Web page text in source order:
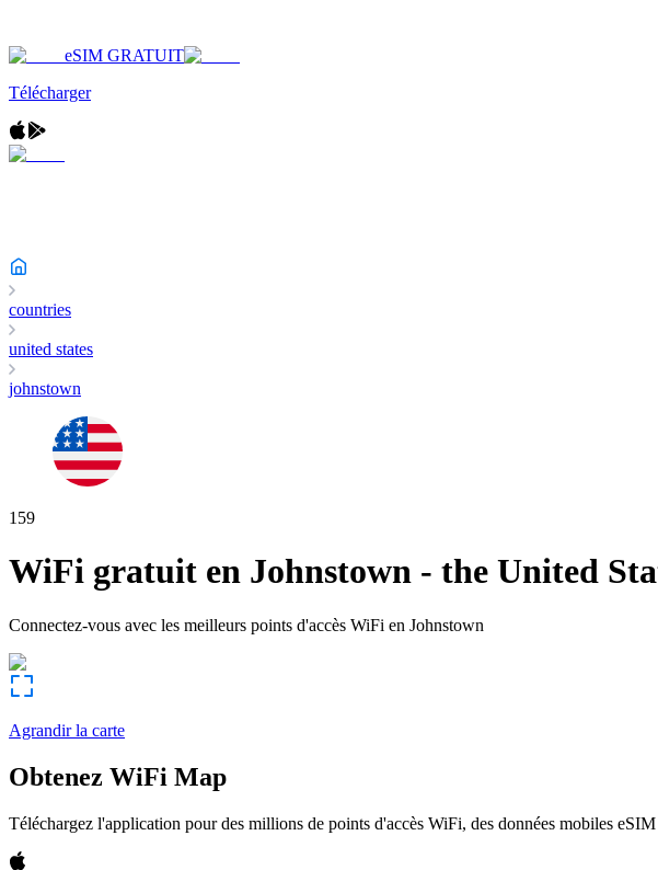
eSIM GRATUIT
Télécharger
countries
united states
johnstown
159
WiFi gratuit en Johnstown - the United
Connectez-vous avec les meilleurs points d'accès WiFi en Johnstown
Agrandir la carte
Obtenez WiFi Map
Téléchargez l'application pour des millions de points d'accès WiFi, des données mobiles